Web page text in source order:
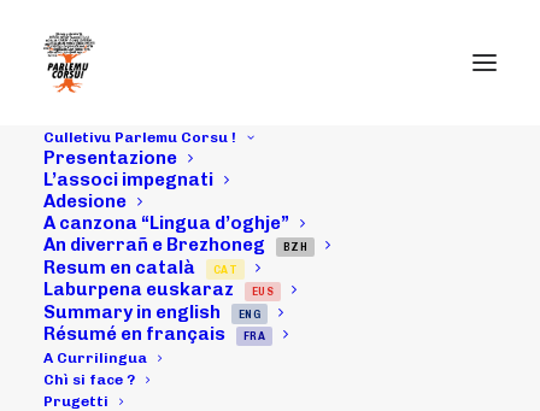
Culletivu Parlemu Corsu !
Presentazione
L’associ impegnati
Adesione
A canzona “Lingua d’oghje”
An diverrañ e Brezhoneg
BZH
Resum en català CAT
Laburpena euskaraz EUS
Summary in english ENG
Résumé en français FRA
A Currilingua
Chì si face ?
PrugettiUncategorized